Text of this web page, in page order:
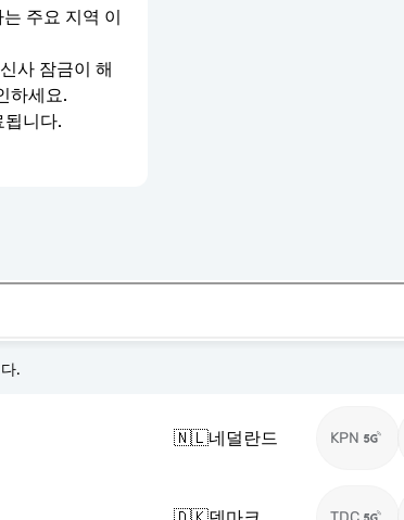
주요 지역 이
사 잠금이 해
하세요.
됩니다.
.
🇳🇱네덜란드 KPN